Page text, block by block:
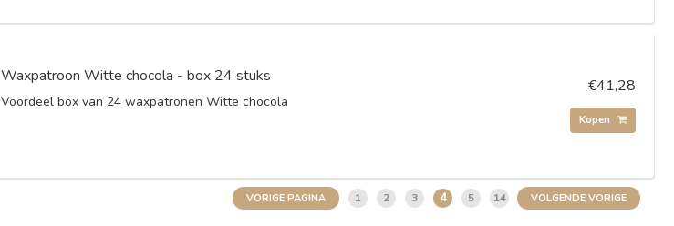
Waxpatroon Witte chocola - box 24 stuks
Voordeel box van 24 waxpatronen Witte chocola
€41,28
Kopen
VORIGE PAGINA 1 2 3 4 5 14 VOLGENDE VORIGE